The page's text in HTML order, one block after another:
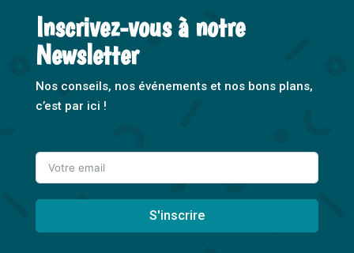
Inscrivez-vous à notre
Newsletter
Nos conseils, nos événements et nos bons plans,
c’est par ici !
S'inscrire